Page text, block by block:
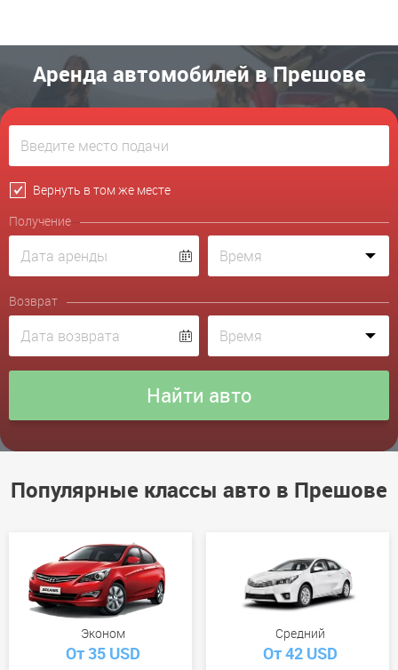
Аренда автомобилей в Прешове
Вернуть в том же месте
Получение
Возврат
Популярные классы авто в Прешове
Эконом
От 35 USD
Средний
От 42 USD